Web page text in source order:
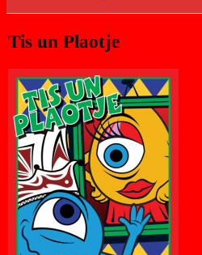
submenu
Tis un Plaotje